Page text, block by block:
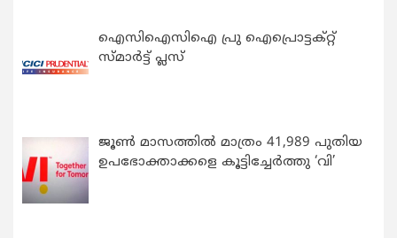
ഐസിഐസിഐ പ്രു ഐപ്രൊട്ടക്റ്റ്
സ്മാർട്ട് പ്ലസ്
ജൂൺ മാസത്തിൽ മാത്രം 41,989 പുതിയ
ഉപഭോക്താക്കളെ കൂട്ടിച്ചേർത്തു ‘വി’